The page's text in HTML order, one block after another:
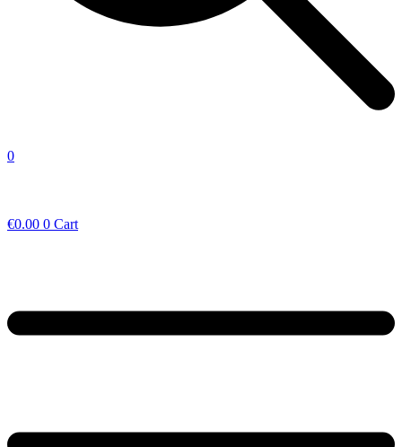
0
€0.00 0 Cart